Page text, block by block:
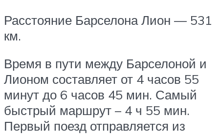
Расстояние Барселона Лион — 531
км.
Время в пути между Барселоной и
Лионом составляет от 4 часов 55
минут до 6 часов 45 мин. Самый
быстрый маршрут – 4 ч 55 мин.
Первый поезд отправляется из